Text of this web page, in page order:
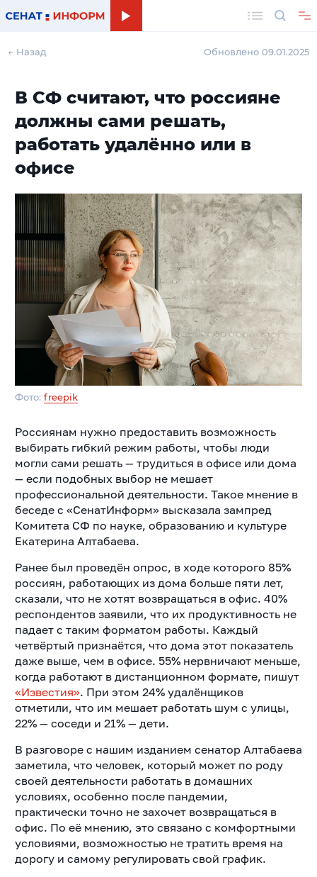
← Назад Обновлено 09.01.2025
В СФ считают, что россияне
должны сами решать,
работать удалённо или в
офисе
Фото: freepik
Россиянам нужно предоставить возможность
выбирать гибкий режим работы, чтобы люди
могли сами решать — трудиться в офисе или дома
— если подобных выбор не мешает
профессиональной деятельности. Такое мнение в
беседе с «СенатИнформ» высказала зампред
Комитета СФ по науке, образованию и культуре
Екатерина Алтабаева.
Ранее был проведён опрос, в ходе которого 85%
россиян, работающих из дома больше пяти лет,
сказали, что не хотят возвращаться в офис. 40%
респондентов заявили, что их продуктивность не
падает с таким форматом работы. Каждый
четвёртый признаётся, что дома этот показатель
даже выше, чем в офисе. 55% нервничают меньше,
когда работают в дистанционном формате, пишут
«Известия». При этом 24% удалёнщиков
отметили, что им мешает работать шум с улицы,
22% — соседи и 21% — дети.
В разговоре с нашим изданием сенатор Алтабаева
заметила, что человек, который может по роду
своей деятельности работать в домашних
условиях, особенно после пандемии,
практически точно не захочет возвращаться в
офис. По её мнению, это связано с комфортными
условиями, возможностью не тратить время на
дорогу и самому регулировать свой график.